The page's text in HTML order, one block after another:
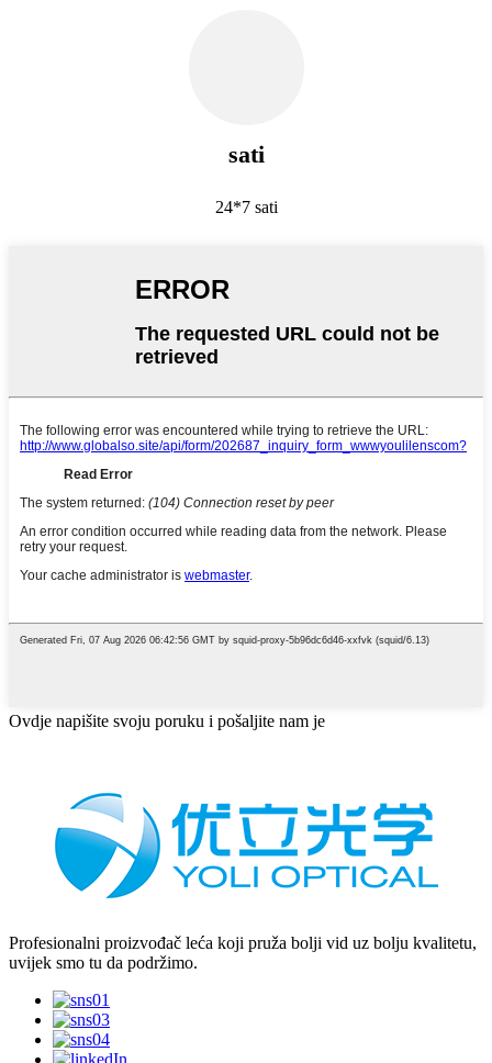
sati
24*7 sati
Ovdje napišite svoju poruku i pošaljite nam je
Profesionalni proizvođač leća koji pruža bolji vid uz bolju kvalitetu,
uvijek smo tu da podržimo.